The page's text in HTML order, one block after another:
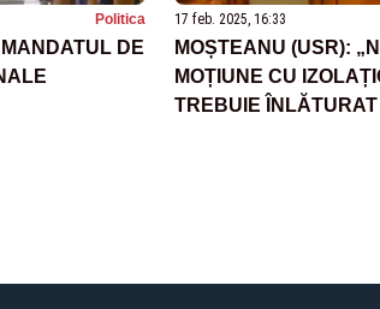
Politica
DE
17 feb. 2025, 16:33
MOȘTEANU (USR):
MOȚIUNE CU
TREBUIE